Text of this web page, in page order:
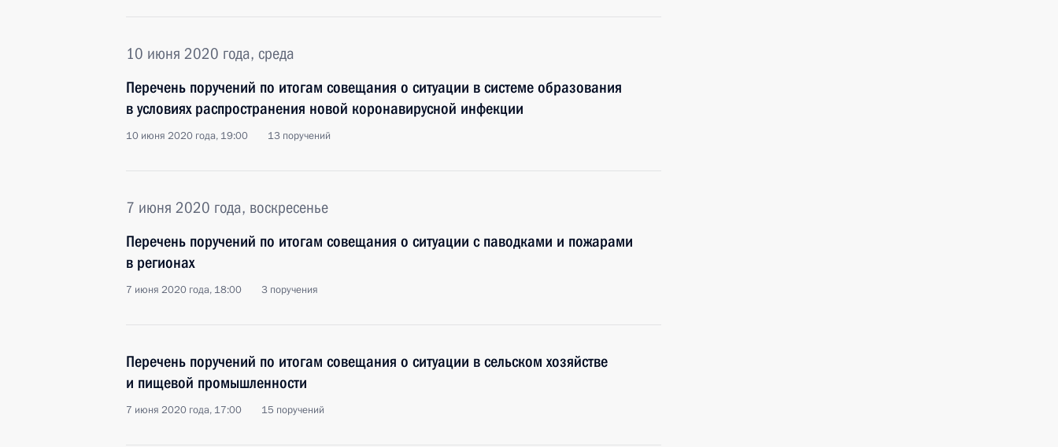
10 июня 2020 года, среда
Перечень поручений по итогам совещания о ситуации в системе образования
в условиях распространения новой коронавирусной инфекции
10 июня 2020 года, 19:00 13 поручений
7 июня 2020 года, воскресенье
Перечень поручений по итогам совещания о ситуации с паводками и пожарами
в регионах
7 июня 2020 года, 18:00 3 поручения
Перечень поручений по итогам совещания о ситуации в сельском хозяйстве
и пищевой промышленности
7 июня 2020 года, 17:00 15 поручений